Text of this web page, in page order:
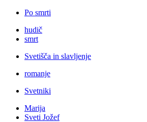
Po smrti
hudič
smrt
Svetišča in slavljenje
romanje
Svetniki
Marija
Sveti Jožef